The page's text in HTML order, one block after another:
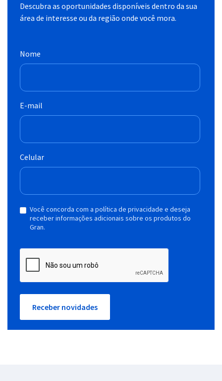
Descubra as oportunidades disponíveis dentro da sua
área de interesse ou da região onde você mora.
Nome
E-mail
Celular
Você concorda com a política de privacidade e deseja
receber informações adicionais sobre os produtos do
Gran.
Receber novidades